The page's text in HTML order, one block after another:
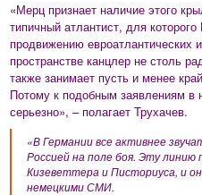
«Мерц признает наличие этого
типичный атлантист, для
продвижению евроатлантических
пространстве канцлер не столь
также занимает пусть и менее
Потому к подобным заявлениям в
серьезно», – полагает Трухачев.
«В Германии все активнее
Россией на поле боя. Эту
Кизеветтера и Писториуса, и
немецкими СМИ.